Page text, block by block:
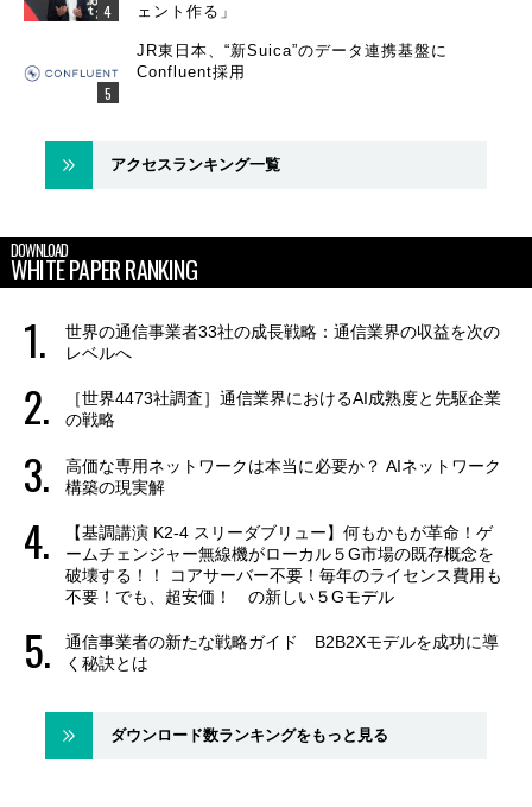
ェント作る」
JR東日本、“新Suica”のデータ連携基盤に
Confluent採用
アクセスランキング一覧
DOWNLOAD
WHITE PAPER RANKING
世界の通信事業者33社の成長戦略：通信業界の収益を次の
レベルへ
［世界4473社調査］通信業界におけるAI成熟度と先駆企業
の戦略
高価な専用ネットワークは本当に必要か？ AIネットワーク
構築の現実解
【基調講演 K2-4 スリーダブリュー】何もかもが革命！ゲ
ームチェンジャー無線機がローカル５G市場の既存概念を
破壊する！！ コアサーバー不要！毎年のライセンス費用も
不要！でも、超安価！ の新しい５Gモデル
通信事業者の新たな戦略ガイド B2B2Xモデルを成功に導
く秘訣とは
ダウンロード数ランキングをもっと見る